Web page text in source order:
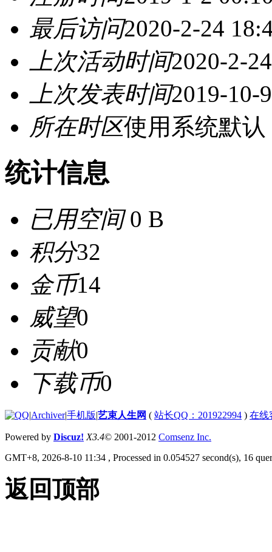
最后访问2020-2-24
上次活动时间2020-2-
上次发表时间2019-10-
所在时区使用系统默认
统计信息
已用空间0 B
积分32
金币14
威望0
贡献0
下载币0
|Archiver|手机版|艺束人生网 ( 站长QQ：201922994 ) 在线
Powered by Discuz! X3.4© 2001-2012 Comsenz Inc.
GMT+8, 2026-8-10 11:34 , Processed in 0.054527 second(s), 16
返回顶部